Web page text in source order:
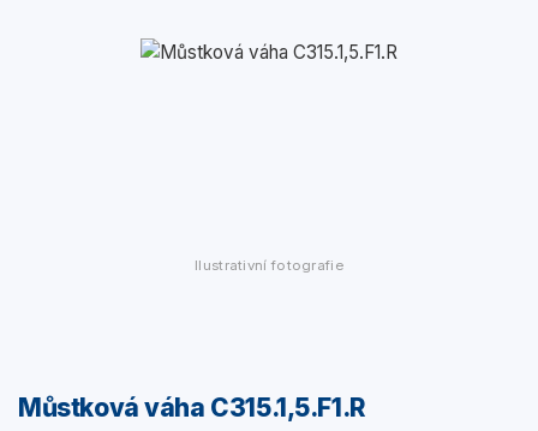
Ilustrativní fotografie
Můstková váha C315.1,5.F1.R